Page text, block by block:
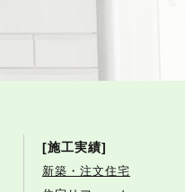
[施工実績]
新築・注文住宅